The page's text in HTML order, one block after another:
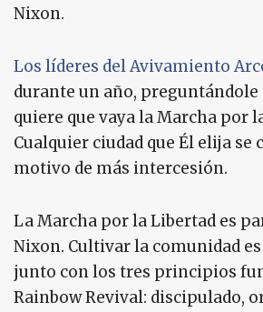
Nixon.
Los líderes del Avivamiento
durante un año, preguntándole
quiere que vaya la Marcha por
Cualquier ciudad que Él elija se
motivo de más intercesión.
La Marcha por la Libertad es
Nixon. Cultivar la comunidad
junto con los tres principios
Rainbow Revival: discipulado,